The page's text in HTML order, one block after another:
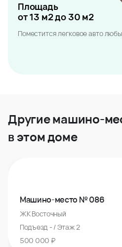
Площадь
от 13 м2 до 30 м2
Поместится легковое авто
Другие машино-
в этом доме
Машино-место № 086
ЖК Восточный
Подъезд - / Этаж 2
500 000 ₽